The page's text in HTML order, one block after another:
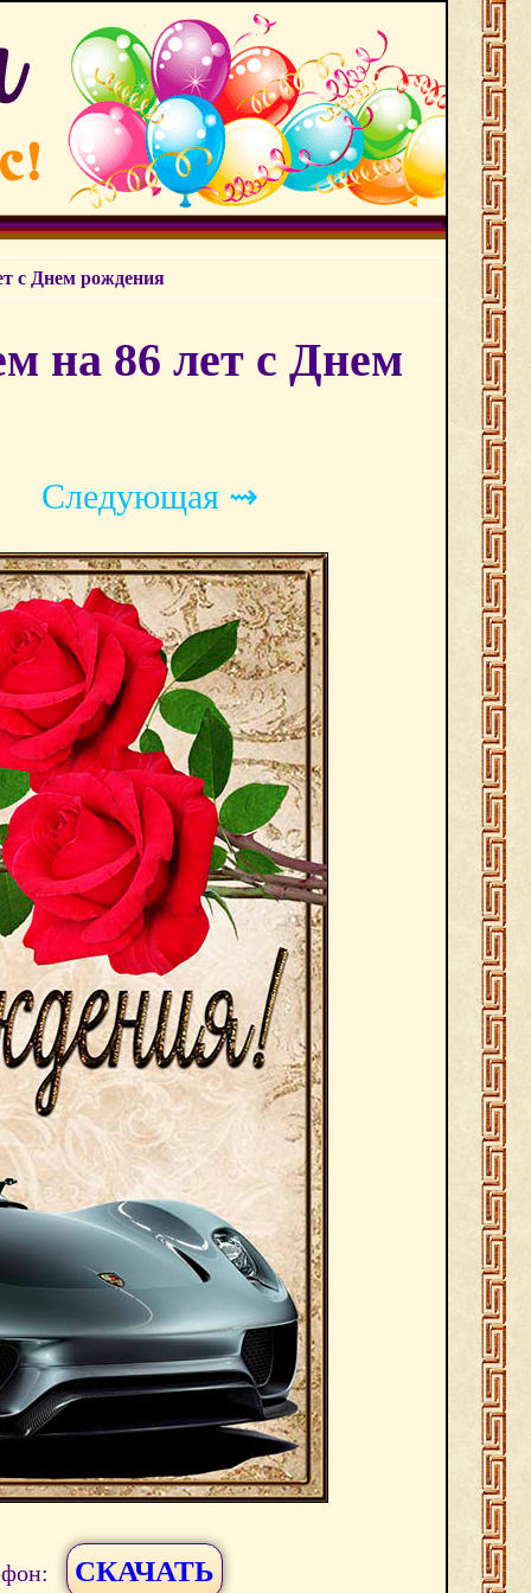
с Днем рождения
на 86 лет с Днем
Следующая ⇝
СКАЧАТЬ